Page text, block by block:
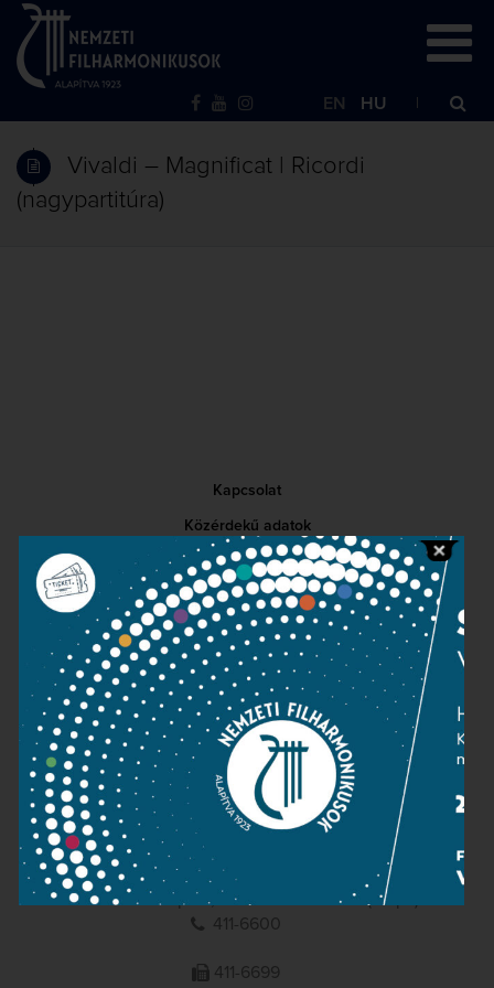
EN HU
Vivaldi – Magnificat | Ricordi
(nagypartitúra)
Kapcsolat
Közérdekű adatok
Sajtószoba
Adatvédelem
Impresszum
NEMZETI
FILHARMONIKUSOK
1095 Budapest, Komor Marcell u. 1. (Müpa)
411-6600
411-6699